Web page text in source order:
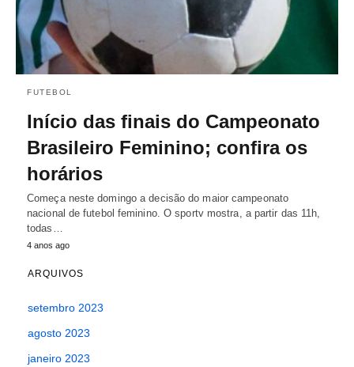
FUTEBOL
Início das finais do Campeonato
Brasileiro Feminino; confira os
horários
Começa neste domingo a decisão do maior campeonato
nacional de futebol feminino. O sportv mostra, a partir das 11h,
todas…
4 anos ago
ARQUIVOS
setembro 2023
agosto 2023
janeiro 2023